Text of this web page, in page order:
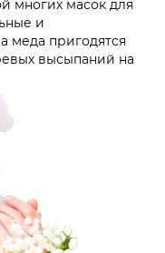
многих масок для
и
меда пригодятся
высыпаний на